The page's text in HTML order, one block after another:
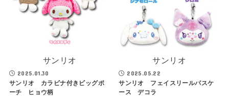
サンリオ
2025.01.30
サンリオ カラビナ付きビッグポ
ーチ ヒョウ柄
サンリオ
2025.05.22
サンリオ フェイスリールパスケ
ース デコラ